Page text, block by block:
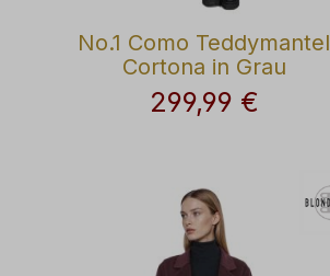
No.1 Como Teddymantel
Cortona in Grau
Regulärer Preis:
299,99 €